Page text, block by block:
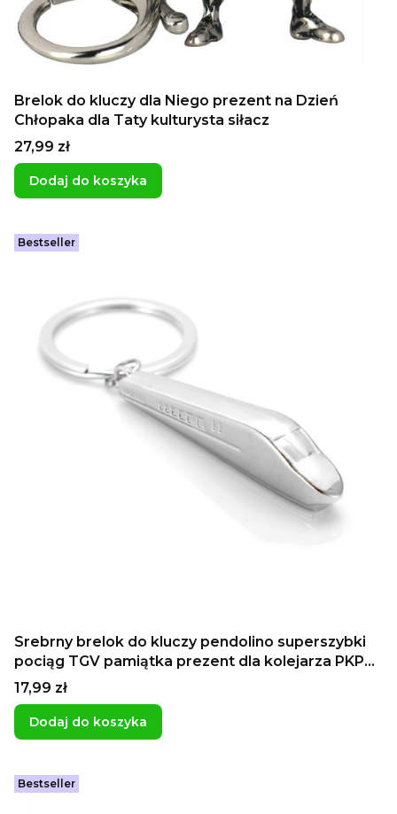
Brelok do kluczy dla Niego prezent na Dzień
Chłopaka dla Taty kulturysta siłacz
Cena
27,99 zł
Dodaj do koszyka
Bestseller
Srebrny brelok do kluczy pendolino superszybki
pociąg TGV pamiątka prezent dla kolejarza PKP
dla podróżnika na wakacje
Cena
17,99 zł
Dodaj do koszyka
Bestseller